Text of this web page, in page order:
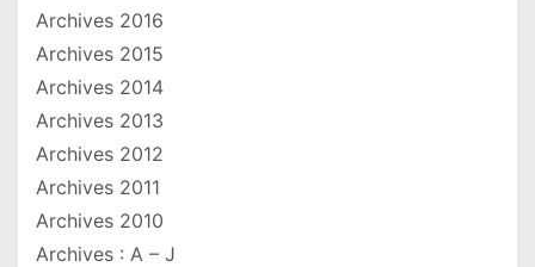
Archives 2016
Archives 2015
Archives 2014
Archives 2013
Archives 2012
Archives 2011
Archives 2010
Archives : A – J